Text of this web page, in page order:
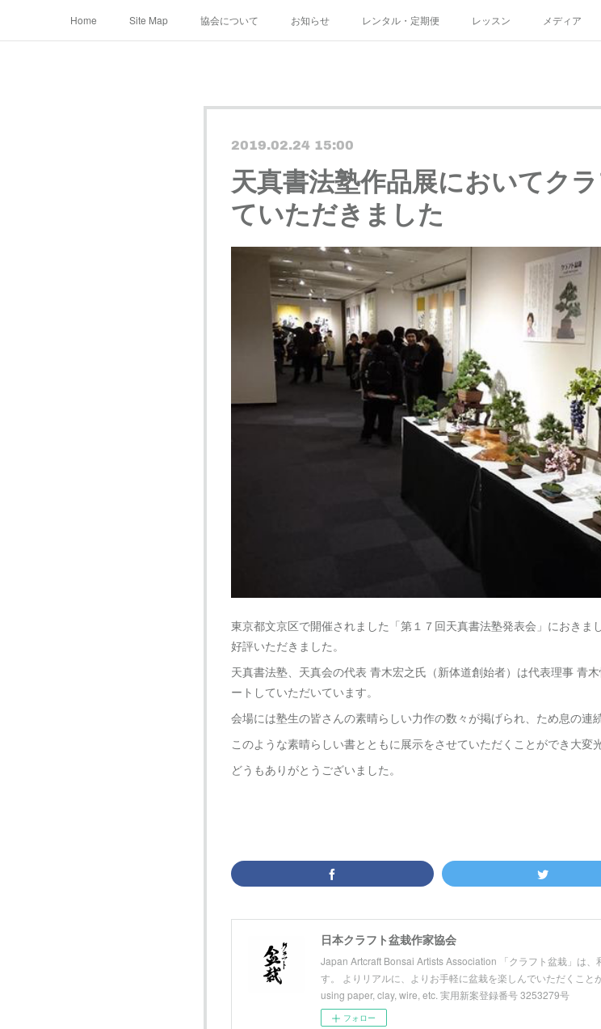
Home Site Map 協会について お知らせ レンタル・定期便 レッスン メディア
2019.02.24 15:00
天真書法塾作品展においてク
ていただきました
東京都文京区で開催されました「第１７回天真書法塾発表会」におき
好評いただきました。
天真書法塾、天真会の代表 青木宏之氏（新体道創始者）は代表理事 青
ートしていただいています。
会場には塾生の皆さんの素晴らしい力作の数々が掲げられ、ため息の連
このような素晴らしい書とともに展示をさせていただくことができ大変
どうもありがとうございました。
日本クラフト盆栽作家協会
Japan Artcraft Bonsai Artists Association 「クラフト盆栽」は
す。 よりリアルに、よりお手軽に盆栽を楽しんでいただくこ
using paper, clay, wire, etc. 実用新案登録番号 3253279号
フォロー